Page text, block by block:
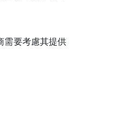
需要考慮其提供